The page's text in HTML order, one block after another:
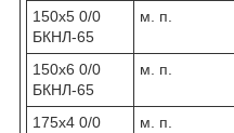
150х5 0/0
БКНЛ-65
м. п.
150x6 0/0
БКНЛ-65
м. п.
175х4 0/0
м. п.